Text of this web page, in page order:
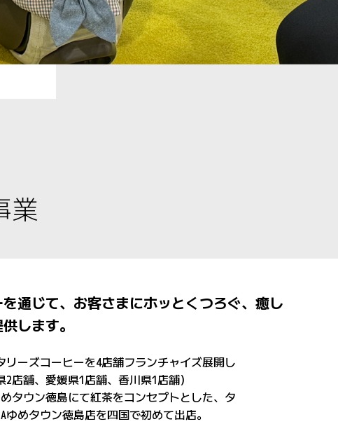
業
通じて、お客さまにホッとくつろぐ、癒し
します。
リーズコーヒーを4店舗フランチャイズ展開し
店舗、愛媛県1店舗、香川県1店舗）
タウン徳島にて紅茶をコンセプトとした、タ
ゆめタウン徳島店を四国で初めて出店。